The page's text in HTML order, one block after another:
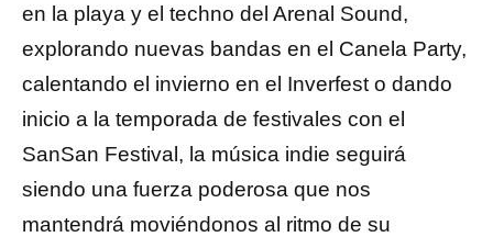
en la playa y el techno del Arenal Sound,
explorando nuevas bandas en el Canela Party,
calentando el invierno en el Inverfest o dando
inicio a la temporada de festivales con el
SanSan Festival, la música indie seguirá
siendo una fuerza poderosa que nos
mantendrá moviéndonos al ritmo de su